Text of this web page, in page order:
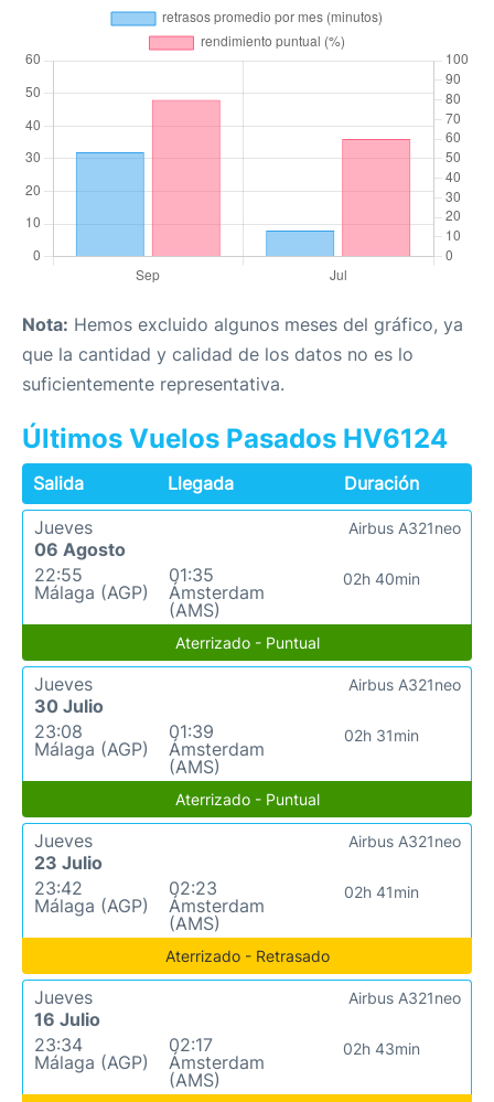
Nota: Hemos excluido algunos meses del gráfico, ya
que la cantidad y calidad de los datos no es lo
suficientemente representativa.
Últimos Vuelos Pasados HV6124
Salida Llegada
Duración
Jueves
06 Agosto
22:55
Málaga (AGP)
01:35
Ámsterdam
(AMS)
02h 40min
Airbus A321neo
Aterrizado - Puntual
Jueves
30 Julio
23:08
Málaga (AGP)
01:39
Ámsterdam
(AMS)
02h 31min
Airbus A321neo
Aterrizado - Puntual
Jueves
23 Julio
23:42
Málaga (AGP)
02:23
Ámsterdam
(AMS)
02h 41min
Airbus A321neo
Aterrizado - Retrasado
Jueves
16 Julio
23:34
Málaga (AGP)
02:17
Ámsterdam
(AMS)
02h 43min
Airbus A321neo